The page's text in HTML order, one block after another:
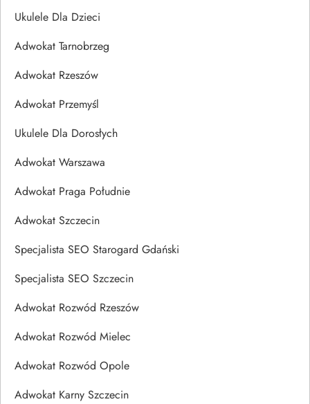
Ukulele Dla Dzieci
Adwokat Tarnobrzeg
Adwokat Rzeszów
Adwokat Przemyśl
Ukulele Dla Dorosłych
Adwokat Warszawa
Adwokat Praga Południe
Adwokat Szczecin
Specjalista SEO Starogard Gdański
Specjalista SEO Szczecin
Adwokat Rozwód Rzeszów
Adwokat Rozwód Mielec
Adwokat Rozwód Opole
Adwokat Karny Szczecin